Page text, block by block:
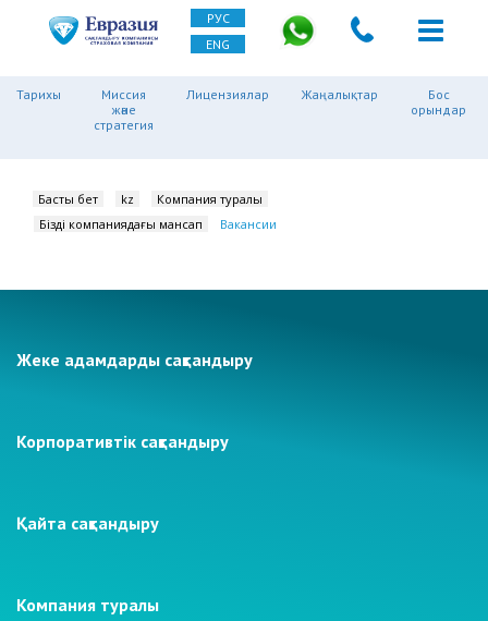
РУС
ENG
Тарихы
Миссия
және
стратегия
Лицензиялар Жаңалықтар
Бос
орындар
Басты бет kz
Компания туралы
Біздің компаниядағы мансап
Вакансии
Жеке адамдарды сақтандыру
Корпоративтік сақтандыру
Қайта сақтандыру
Компания туралы